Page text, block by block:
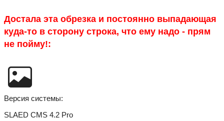
Достала эта обрезка и постоянно выпадающая
куда-то в сторону строка, что ему надо - прям
не пойму!:
Версия системы
SLAED CMS 4.2 Pro